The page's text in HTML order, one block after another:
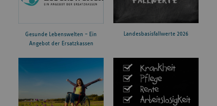
Gesunde Lebenswelten – Ein
Angebot der Ersatzkassen
Landesbasisfallwerte 2026